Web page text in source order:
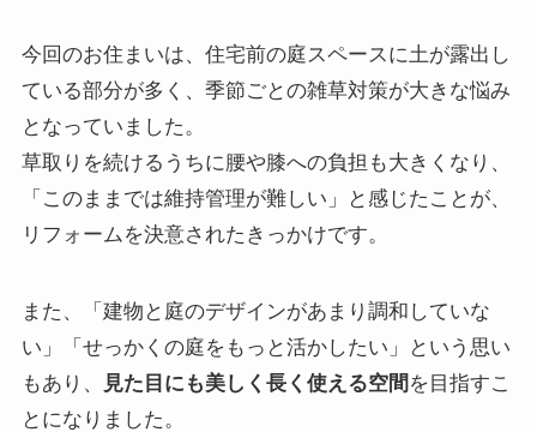
今回のお住まいは、住宅前の庭スペースに土が露出し
ている部分が多く、季節ごとの雑草対策が大きな悩み
となっていました。
草取りを続けるうちに腰や膝への負担も大きくなり、
「このままでは維持管理が難しい」と感じたことが、
リフォームを決意されたきっかけです。
また、「建物と庭のデザインがあまり調和していな
い」「せっかくの庭をもっと活かしたい」という思い
もあり、
見た目にも美しく長く使える空間 を目指すこ
とになりました。